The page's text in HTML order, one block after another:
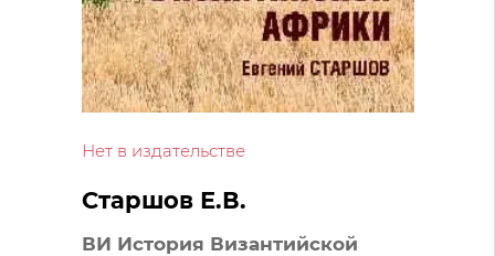
Нет в издательстве
Старшов Е.В.
ВИ История Византийской